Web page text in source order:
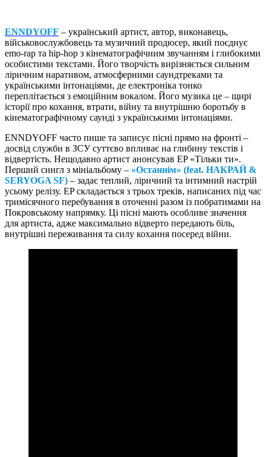
ENNDYOFF – український артист, автор, виконавець,
військовослужбовець та музичний продюсер, який поєднує
emo-rap та hip-hop з кінематографічним звучанням і глибокими
особистими текстами. Його творчість вирізняється сильним
ліричним наративом, атмосферними саундтреками та
українськими інтонаціями, де електроніка тонко
переплітається з емоційним вокалом. Його музика це – щирі
історії про кохання, втрати, війну та внутрішню боротьбу в
кінематографічному саунді з українськими інтонаціями.
ENNDYOFF часто пише та записує пісні прямо на фронті –
досвід служби в ЗСУ суттєво впливає на глибину текстів і
відвертість. Нещодавно артист анонсував EP «Тільки ти».
Перший сингл з мініальбому – «Останнім» (feat. НАКРАЙ &
SERYOGA SF) – задає теплий, ліричний та інтимний настрій
усьому релізу. EP складається з трьох треків, написаних під час
тримісячного перебування в оточенні разом із побратимами на
Покровському напрямку. Ці пісні мають особливе значення
для артиста, адже максимально відверто передають біль,
внутрішні переживання та силу кохання посеред війни.